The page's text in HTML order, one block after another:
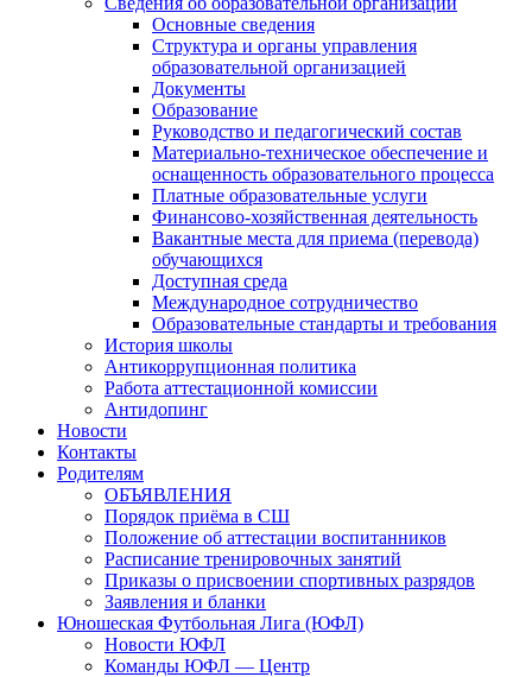
Основные сведения
Структура и органы управления
образовательной организацией
Документы
Образование
Руководство и педагогический состав
Материально-техническое обеспечение и
оснащенность образовательного процесса
Платные образовательные услуги
Финансово-хозяйственная деятельность
Вакантные места для приема (перевода)
обучающихся
Доступная среда
Международное сотрудничество
Образовательные стандарты и требования
История школы
Антикоррупционная политика
Работа аттестационной комиссии
Антидопинг
Новости
Контакты
Родителям
ОБЪЯВЛЕНИЯ
Порядок приёма в СШ
Положение об аттестации воспитанников
Расписание тренировочных занятий
Приказы о присвоении спортивных разрядов
Заявления и бланки
Юношеская Футбольная Лига (ЮФЛ)
Новости ЮФЛ
Команды ЮФЛ — Центр